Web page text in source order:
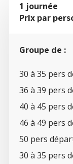
1 journée
Prix par
Groupe de :
30 à 35 pers
36 à 39 pers
40 à 45 pers
46 à 49 pers
50 pers
30 à 35 pers